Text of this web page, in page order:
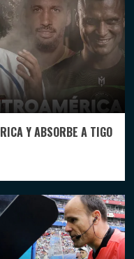
Y ABSORBE A TIGO